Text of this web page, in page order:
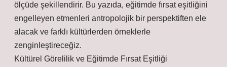
ölçüde şekillendirir. Bu yazıda, eğitimde fırsat eşitliğini
engelleyen etmenleri antropolojik bir perspektiften ele
alacak ve farklı kültürlerden örneklerle
zenginleştireceğiz.
Kültürel Görelilik ve Eğitimde Fırsat Eşitliği